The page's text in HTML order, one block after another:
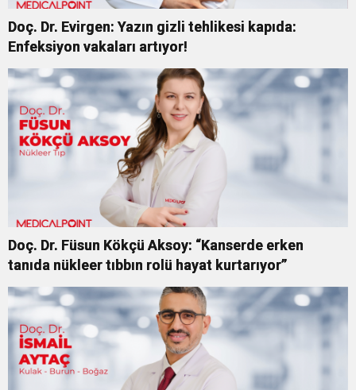
Doç. Dr. Evirgen: Yazın gizli tehlikesi kapıda:
Enfeksiyon vakaları artıyor!
Doç. Dr. Füsun Kökçü Aksoy: “Kanserde erken
tanıda nükleer tıbbın rolü hayat kurtarıyor”